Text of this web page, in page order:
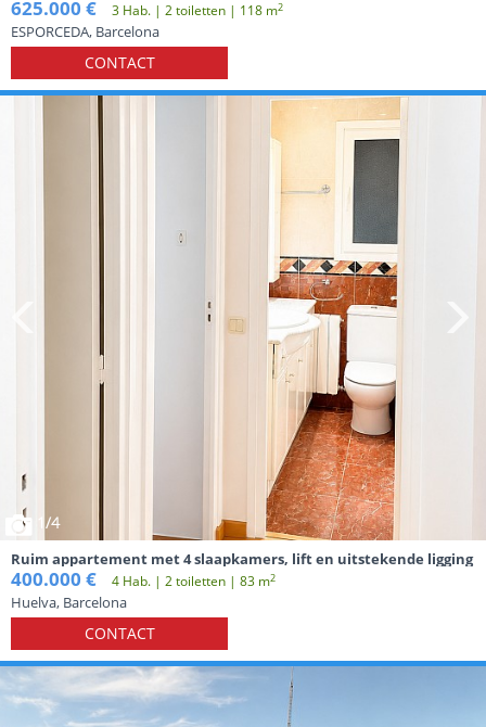
625.000 € 3 Hab. | 2 toiletten | 118 m2
ESPORCEDA, Barcelona
CONTACT
1 /4
Ruim appartement met 4 slaapkamers, lift en uitstekende ligging
400.000 € 4 Hab. | 2 toiletten | 83 m2
Huelva, Barcelona
CONTACT